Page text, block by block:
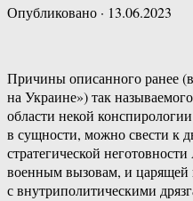
Опубликовано · 13.06.2023
Причины описанного ранее
на Украине») так
области некой
в сущности, можно свести к
стратегической
военным вызовам, и
с внутриполитическими